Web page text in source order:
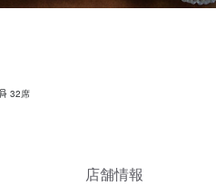
32席
店舗情報
日～OK、１日３時間～OK）